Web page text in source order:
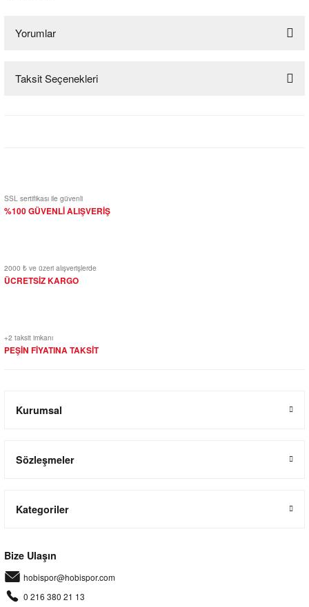
Yorumlar
Bu ürüne ilk yorumu siz yapın!
Taksit Seçenekleri
SSL sertifikası ile güvenli
%100 GÜVENLİ ALIŞVERİŞ
2000 ₺ ve üzeri alışverişlerde
ÜCRETSİZ KARGO
+2 taksit imkanı
PEŞİN FİYATINA TAKSİT
Kurumsal
Sözleşmeler
Kategoriler
Bize Ulaşın
hobispor@hobispor.com
0 216 380 21 13